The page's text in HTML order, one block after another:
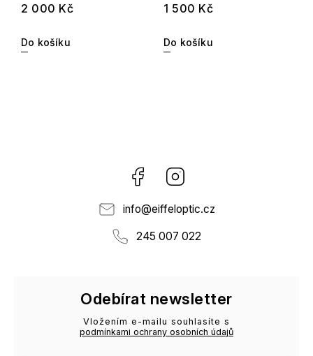
2 000 Kč
Do košíku
1 500 Kč
Do košíku
Facebook
info@eiffeloptic.cz
245 007 022
Odebírat newsletter
Vložením e-mailu souhlasíte s
podmínkami ochrany osobních údajů